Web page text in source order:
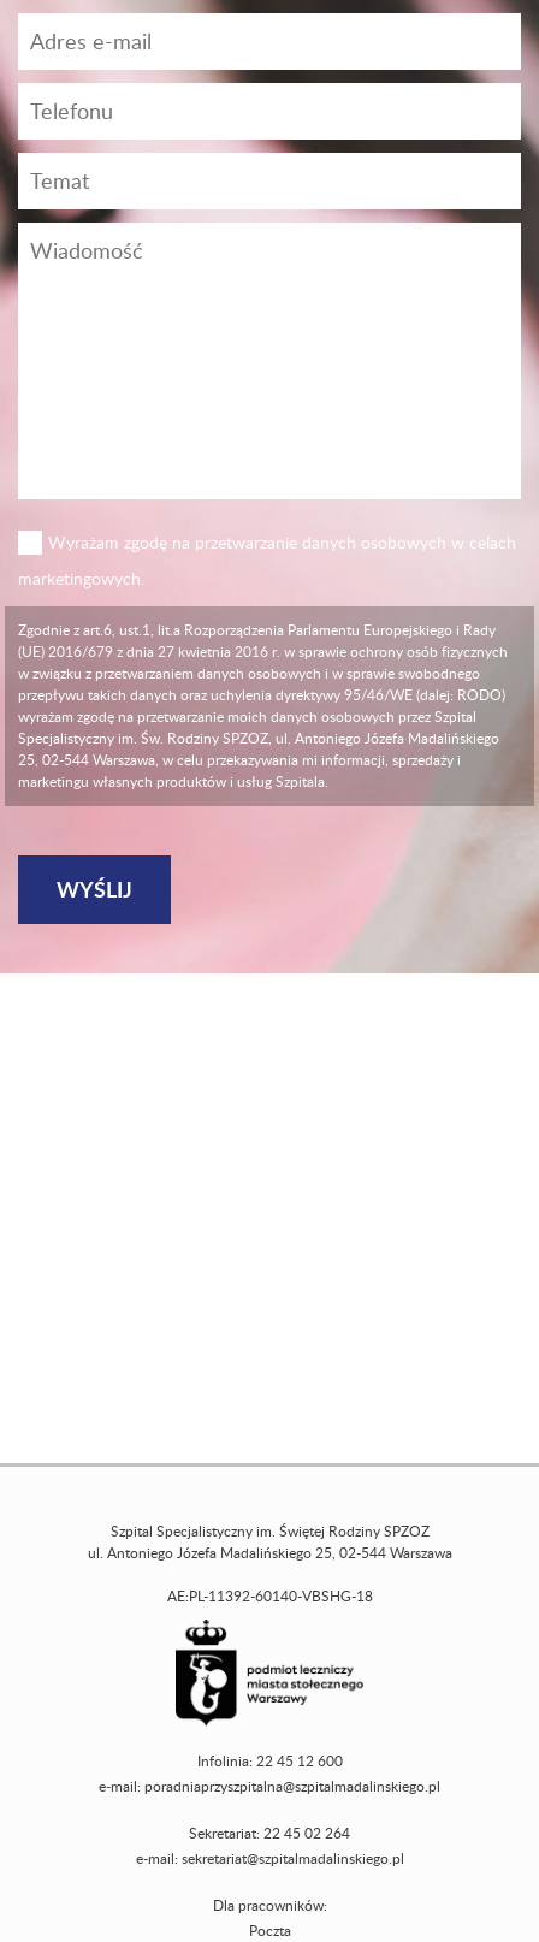
Wyrażam zgodę na przetwarzanie danych osobowych w celach
marketingowych.
Zgodnie z art.6, ust.1, lit.a Rozporządzenia Parlamentu Europejskiego i Rady
(UE) 2016/679 z dnia 27 kwietnia 2016 r. w sprawie ochrony osób fizycznych
w związku z przetwarzaniem danych osobowych i w sprawie swobodnego
przepływu takich danych oraz uchylenia dyrektywy 95/46/WE (dalej: RODO)
wyrażam zgodę na przetwarzanie moich danych osobowych przez Szpital
Specjalistyczny im. Św. Rodziny SPZOZ, ul. Antoniego Józefa Madalińskiego
25, 02-544 Warszawa, w celu przekazywania mi informacji, sprzedaży i
marketingu własnych produktów i usług Szpitala.
Szpital Specjalistyczny im. Świętej Rodziny SPZOZ
ul. Antoniego Józefa Madalińskiego 25, 02-544 Warszawa
AE:PL-11392-60140-VBSHG-18
Infolinia: 22 45 12 600
e-mail: poradniaprzyszpitalna@szpitalmadalinskiego.pl
Sekretariat: 22 45 02 264
e-mail: sekretariat@szpitalmadalinskiego.pl
Dla pracowników:
Poczta